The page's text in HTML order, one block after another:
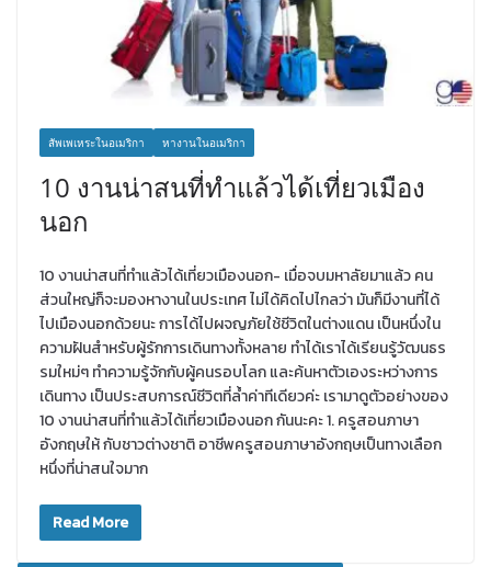
สัพเพเหระในอเมริกา หางานในอเมริกา
10 งานน่าสนที่ทำแล้วได้เที่ยวเมือง
นอก
10 งานน่าสนที่ทำแล้วได้เที่ยวเมืองนอก- เมื่อจบมหาลัยมาแล้ว คน
ส่วนใหญ่ก็จะมองหางานในประเทศ ไม่ได้คิดไปไกลว่า มันก็มีงานที่ได้
ไปเมืองนอกด้วยนะ การได้ไปผจญภัยใช้ชีวิตในต่างแดน เป็นหนึ่งใน
ความฝันสำหรับผู้รักการเดินทางทั้งหลาย ทำได้เราได้เรียนรู้วัฒนธร
รมใหม่ๆ ทำความรู้จักกับผู้คนรอบโลก และค้นหาตัวเองระหว่างการ
เดินทาง เป็นประสบการณ์ชีวิตที่ล้ำค่าทีเดียวค่ะ เรามาดูตัวอย่างของ
10 งานน่าสนที่ทำแล้วได้เที่ยวเมืองนอก กันนะคะ 1. ครูสอนภาษา
อังกฤษให้ กับชาวต่างชาติ อาชีพครูสอนภาษาอังกฤษเป็นทางเลือก
หนึ่งที่น่าสนใจมาก
Read More